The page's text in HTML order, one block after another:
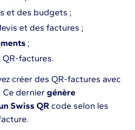
et des budgets ;
et des factures ;
;
factures.
créer des QR-factures avec
Ce dernier génère
Swiss QR code selon les